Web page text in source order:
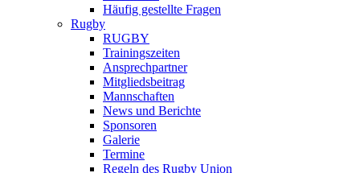
Häufig gestellte Fragen
Rugby
RUGBY
Trainingszeiten
Ansprechpartner
Mitgliedsbeitrag
Mannschaften
News und Berichte
Sponsoren
Galerie
Termine
Regeln des Rugby Union